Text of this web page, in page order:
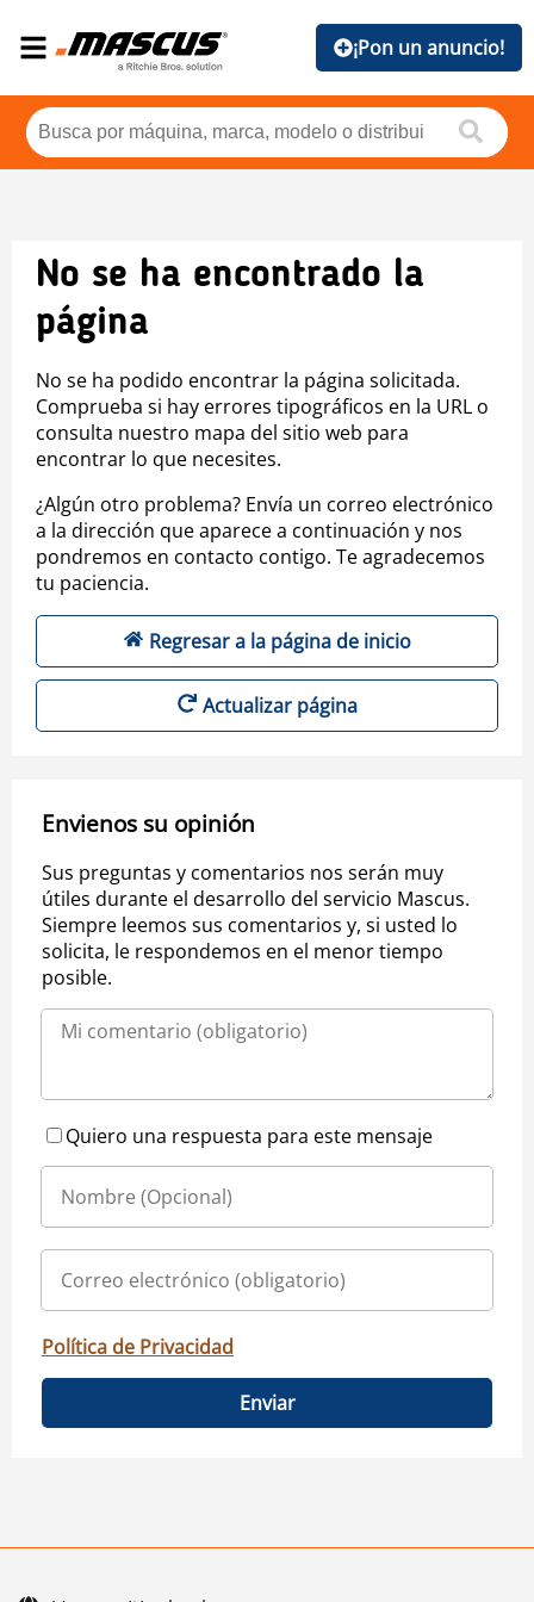
¡Pon un anuncio!
No se ha encontrado la
página
No se ha podido encontrar la página solicitada.
Comprueba si hay errores tipográficos en la URL o
consulta nuestro mapa del sitio web para
encontrar lo que necesites.
¿Algún otro problema? Envía un correo electrónico
a la dirección que aparece a continuación y nos
pondremos en contacto contigo. Te agradecemos
tu paciencia.
Regresar a la página de inicio
Actualizar página
Envienos su opinión
Sus preguntas y comentarios nos serán muy
útiles durante el desarrollo del servicio Mascus.
Siempre leemos sus comentarios y, si usted lo
solicita, le respondemos en el menor tiempo
posible.
Quiero una respuesta para este mensaje
Política de Privacidad
Enviar